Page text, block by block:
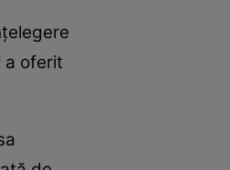
a oferit